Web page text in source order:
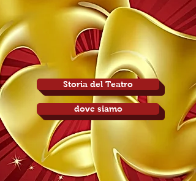
Storia del Teatro
dove siamo